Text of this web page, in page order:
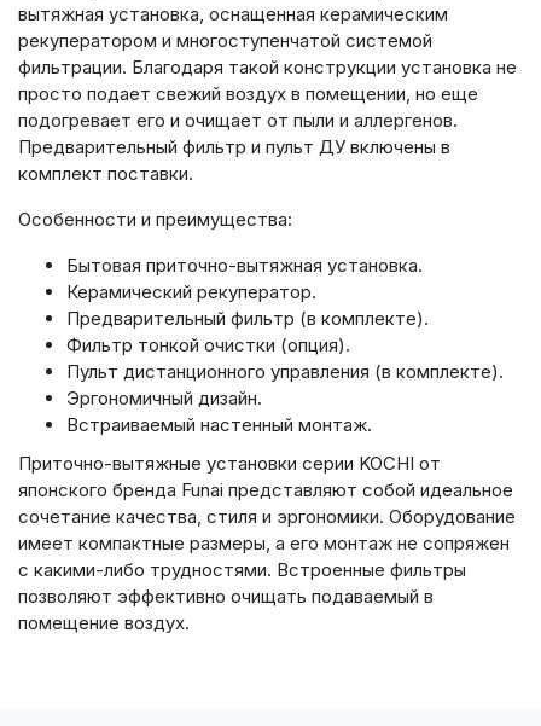
вытяжная установка, оснащенная керамическим
рекуператором и многоступенчатой системой
фильтрации. Благодаря такой конструкции установка не
просто подает свежий воздух в помещении, но еще
подогревает его и очищает от пыли и аллергенов.
Предварительный фильтр и пульт ДУ включены в
комплект поставки.
Особенности и преимущества:
Бытовая приточно-вытяжная установка.
Керамический рекуператор.
Предварительный фильтр (в комплекте).
Фильтр тонкой очистки (опция).
Пульт дистанционного управления (в комплекте).
Эргономичный дизайн.
Встраиваемый настенный монтаж.
Приточно-вытяжные установки серии KOCHI от
японского бренда Funai представляют собой идеальное
сочетание качества, стиля и эргономики. Оборудование
имеет компактные размеры, а его монтаж не сопряжен
с какими-либо трудностями. Встроенные фильтры
позволяют эффективно очищать подаваемый в
помещение воздух.